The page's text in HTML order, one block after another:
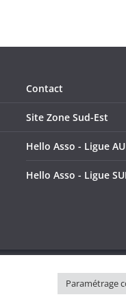
Contact
Site Zone Sud-Est
Hello Asso - Ligue
Hello Asso - Ligue
Paramétrage